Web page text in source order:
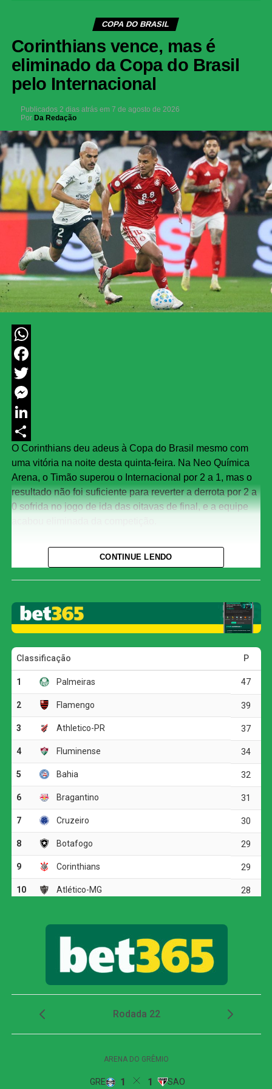
COPA DO BRASIL
Corinthians vence, mas é
eliminado da Copa do Brasil
pelo Internacional
Publicados 2 dias atrás em 7 de agosto de 2026
Por Da Redação
WhatsApp
Facebook
Twitter
Messenger
LinkedIn
Share
O Corinthians deu adeus à Copa do Brasil mesmo com
uma vitória na noite desta quinta-feira. Na Neo Química
Arena, o Timão superou o Internacional por 2 a 1, mas o
resultado não foi suficiente para reverter a derrota por 2 a
0 sofrida no jogo de ida das oitavas de final, e a equipe
Quem o Inter enfrenta nas quartas?
final. Os confrontos serão definidos na próxima terça-
feira, dia 11 de agosto, a partir das 11h (de Brasília), na
sede da CBF, no Rio de Janeiro.
O Corinthians, por sua vez, recolhe os cacos e volta suas
atenções para as outras duas competições que restam na
temporada: a Copa Libertadores e o Campeonato
Brasileiro.
O jogo
O Corinthians pressionou o Internacional desde o início e
assustou logo na primeira investida. Com menos de um
minuto de jogo, Kaio César cruzou para a área, a bola
desviou na marcação e passou perto da trave defendida
por Matheus Cunha. Aos 16 minutos, Rodrigo Garro
também levou perigo em cobrança de falta.
O Timão dominou a posse de bola durante boa parte do
primeiro tempo e praticamente não deu espaço para o
Internacional atacar. Em contrapartida, a equipe
Apostando na presença de Pedro Raul, o Corinthians
abusou dos cruzamentos para a área, mas esbarrou na
forte marcação adversária.
Corinthians vence, mas é eliminado da Copa do
Brasil pelo Internacional
minutos. Em jogada de bola parada, Garro cobrou falta
CONTINUE LENDO